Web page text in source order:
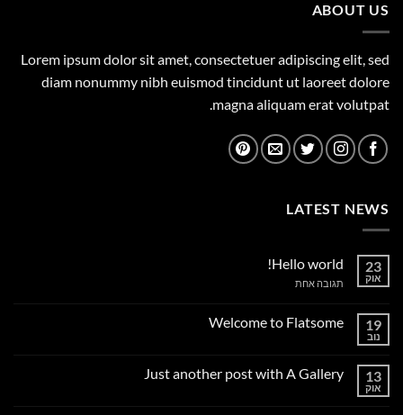
ABOUT US
Lorem ipsum dolor sit amet, consectetuer adipiscing elit, sed
diam nonummy nibh euismod tincidunt ut laoreet dolore
magna aliquam erat volutpat.
LATEST NEWS
23
אוק
Hello world!
תגובה אחתעל
19
נוב
Welcome to Flatsome
Welcome
13
אוק
Just another post with A Gallery